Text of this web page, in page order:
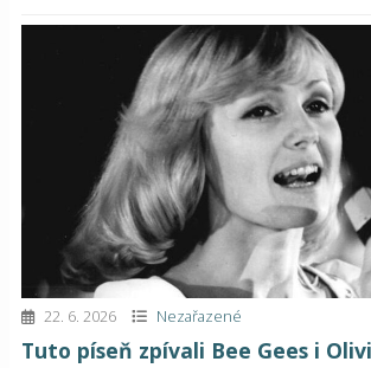
22. 6. 2026 Nezařazené
Tuto píseň zpívali Bee Gees i